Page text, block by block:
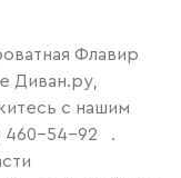
Флавир
Диван.ру,
с нашим
460-54-92
.